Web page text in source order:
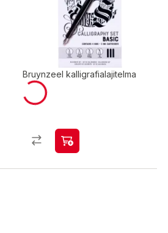
Bruynzeel kalligrafialajitelma